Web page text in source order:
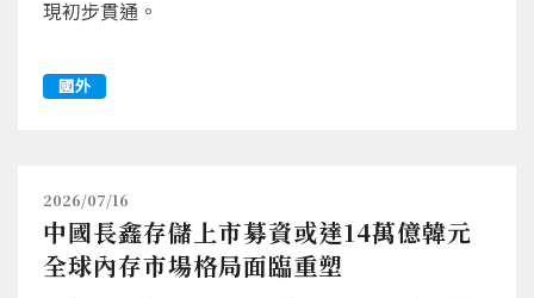
現初步貫通。
國外
2026/07/16
中國長鑫存儲上市募資或達14萬億韓元
全球內存市場格局面臨重塑